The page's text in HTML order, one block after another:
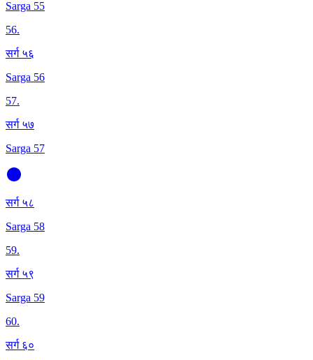
Sarga 55
56.
सर्ग ५६
Sarga 56
57.
सर्ग ५७
Sarga 57
सर्ग ५८
Sarga 58
59.
सर्ग ५९
Sarga 59
60.
सर्ग ६०